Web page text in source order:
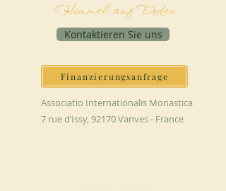
Himmel auf Erden
Kontaktieren Sie uns
Finanzierungsanfrage
Associatio Internationalis Monastica
7 rue d’Issy, 92170 Vanves - France